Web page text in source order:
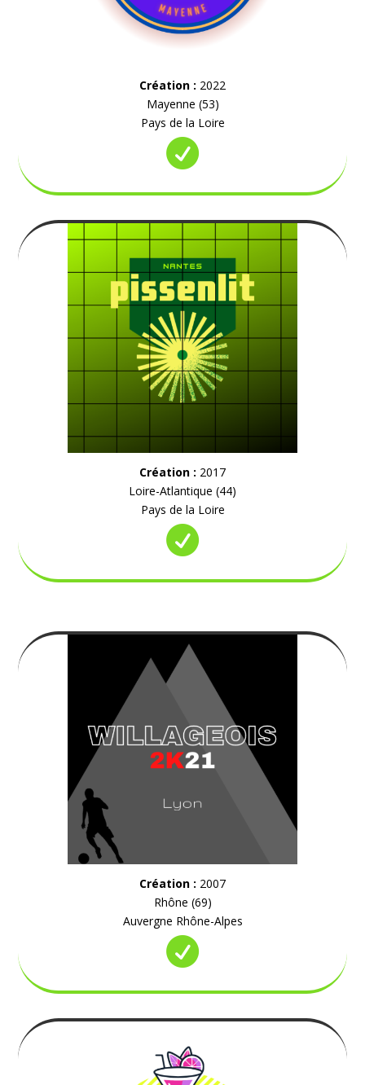
Création : 2022
Mayenne (53)
Pays de la Loire

Création : 2017
Loire-Atlantique (44)
Pays de la Loire

Création : 2007
Rhône (69)
Auvergne Rhône-Alpes
